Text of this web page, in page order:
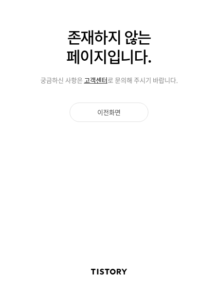
존재하지 않는
페이지입니다.
궁금하신 사항은 고객센터로 문의해 주시기 바랍니다.
이전화면